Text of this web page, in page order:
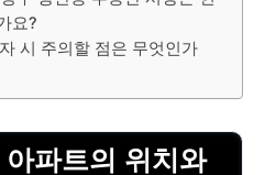
요?
시 주의할 점은 무엇인가
파트의 위치와